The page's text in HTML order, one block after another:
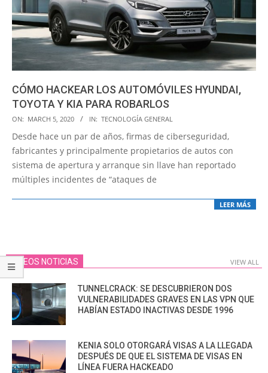
CÓMO HACKEAR LOS AUTOMÓVILES HYUNDAI,
TOYOTA Y KIA PARA ROBARLOS
2020-
03-
05
ON: MARCH 5, 2020 IN: TECNOLOGÍA GENERAL
Desde hace un par de años, firmas de ciberseguridad,
fabricantes y principalmente propietarios de autos con
sistema de apertura y arranque sin llave han reportado
múltiples incidentes de “ataques de
LEER MÁS
VIDEOS NOTICIAS VIEW ALL
TUNNELCRACK: SE DESCUBRIERON DOS
VULNERABILIDADES GRAVES EN LAS VPN QUE
HABÍAN ESTADO INACTIVAS DESDE 1996
KENIA SOLO OTORGARÁ VISAS A LA LLEGADA
DESPUÉS DE QUE EL SISTEMA DE VISAS EN
LÍNEA FUERA HACKEADO